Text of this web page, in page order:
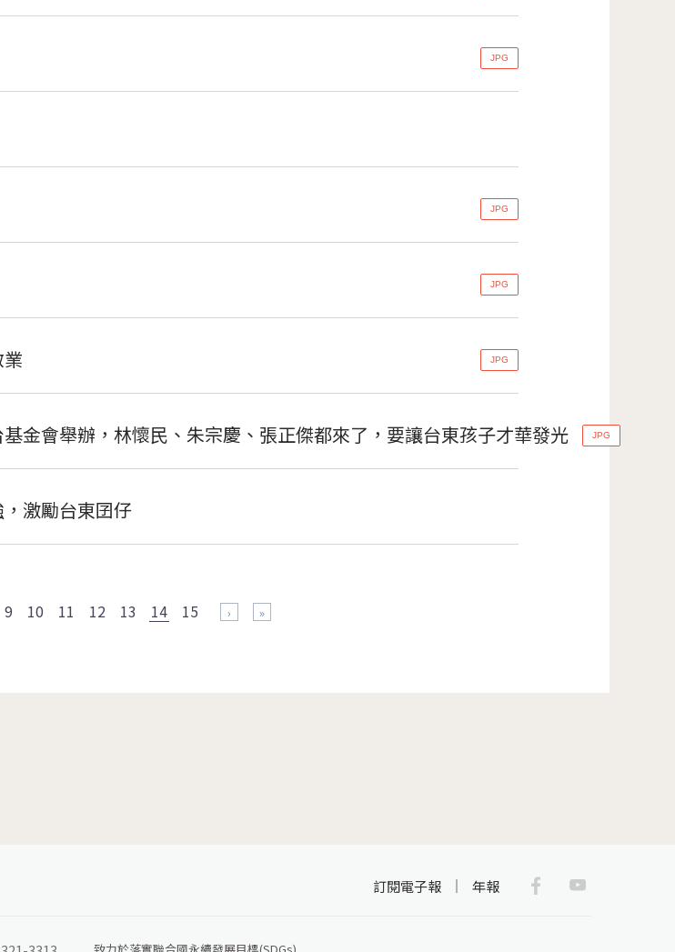
JPG
JPG
JPG
JPG
金會舉辦，林懷民、朱宗慶、張正傑都來了，要讓台東孩子才華發光 JPG
激勵台東囝仔
9 10 11 12 13 14 15
訂閱電子報 年報